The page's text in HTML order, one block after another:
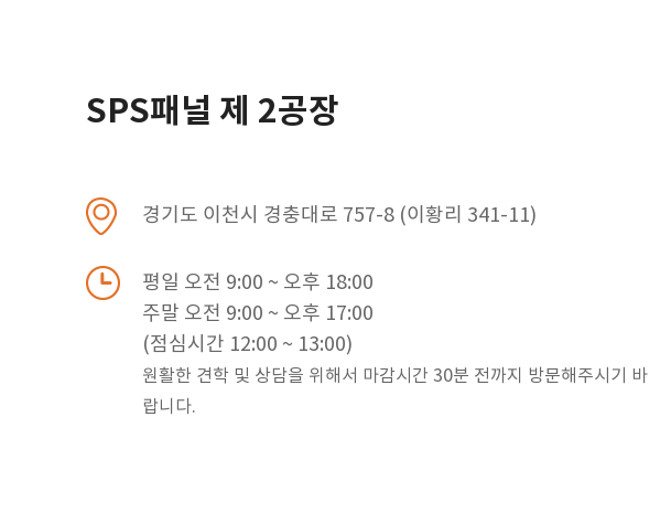
SPS패널 제 2공장
경기도 이천시 경충대로 757-8 (이황리 341-11)
평일 오전 9:00 ~ 오후 18:00
주말 오전 9:00 ~ 오후 17:00
(점심시간 12:00 ~ 13:00)
원활한 견학 및 상담을 위해서 마감시간 30분 전까지 방문해주시기 바
랍니다.